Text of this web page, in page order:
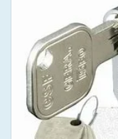
S2 CILINDERSLOTEN
GEWENSTE MAAT
KEERSLEUTEL
(GAATJES)VEILIGE
GENUMMERDE
SKG**